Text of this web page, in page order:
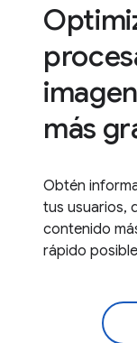
más
Obtén
tus usuarios,
contenido
rápido